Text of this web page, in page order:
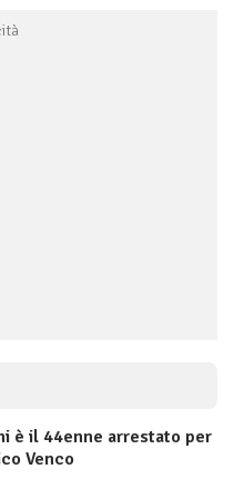
è il 44enne arrestato per
Venco